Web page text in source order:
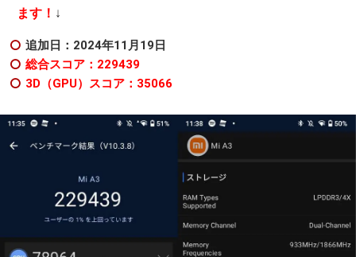
ます！ ↓
追加日：2024年11月19日
総合スコア：229439
3D（GPU）スコア：35066